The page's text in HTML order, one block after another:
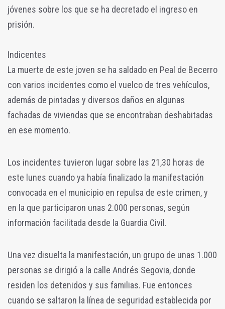
jóvenes sobre los que se ha decretado el ingreso en
prisión.
Indicentes
La muerte de este joven se ha saldado en Peal de Becerro
con varios incidentes como el vuelco de tres vehículos,
además de pintadas y diversos daños en algunas
fachadas de viviendas que se encontraban deshabitadas
en ese momento.
Los incidentes tuvieron lugar sobre las 21,30 horas de
este lunes cuando ya había finalizado la manifestación
convocada en el municipio en repulsa de este crimen, y
en la que participaron unas 2.000 personas, según
información facilitada desde la Guardia Civil.
Una vez disuelta la manifestación, un grupo de unas 1.000
personas se dirigió a la calle Andrés Segovia, donde
residen los detenidos y sus familias. Fue entonces
cuando se saltaron la línea de seguridad establecida por